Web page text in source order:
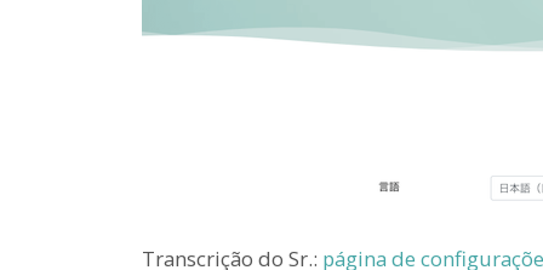
Transcrição do Sr.: página de